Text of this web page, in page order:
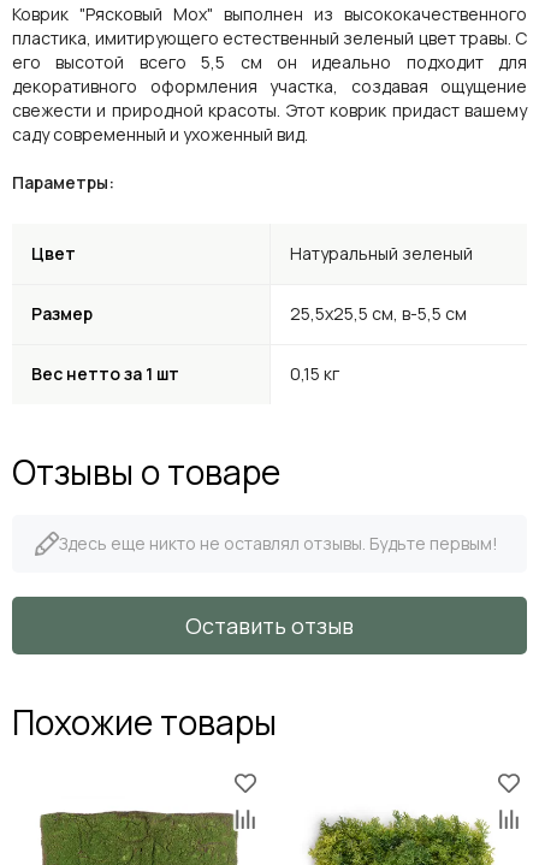
Коврик "Рясковый Мох" выполнен из высококачественного
пластика, имитирующего естественный зеленый цвет травы. С
его высотой всего 5,5 см он идеально подходит для
декоративного оформления участка, создавая ощущение
свежести и природной красоты. Этот коврик придаст вашему
саду современный и ухоженный вид.
Параметры:
Цвет Натуральный зеленый
Размер 25,5х25,5 см, в-5,5 см
Вес нетто за 1 шт 0,15 кг
Отзывы о товаре
Здесь еще никто не оставлял отзывы. Будьте первым!
Оставить отзыв
Похожие товары